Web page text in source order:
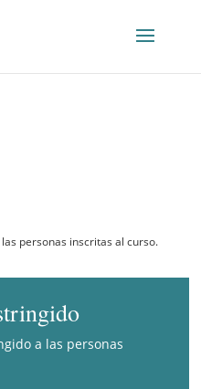
personas inscritas al curso.
a las personas